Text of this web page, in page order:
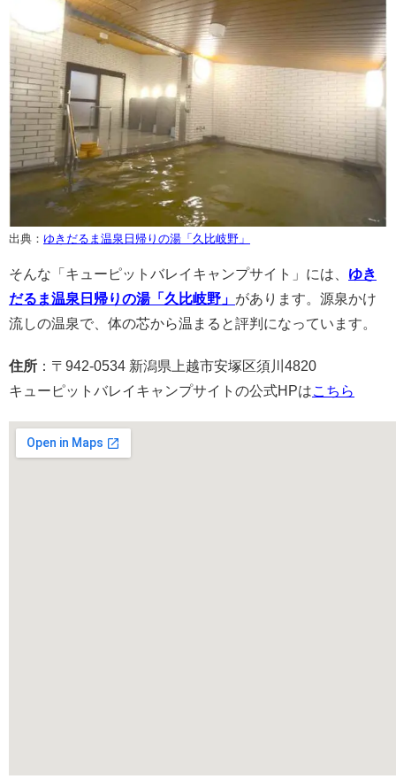
出典： ゆきだるま温泉日帰りの湯「久比岐野」
そんな「キューピットバレイキャンプサイト」には、 ゆき
だるま温泉日帰りの湯「久比岐野」 があります。源泉かけ
流しの温泉で、体の芯から温まると評判になっています。
住所 ：〒942-0534 新潟県上越市安塚区須川4820
キューピットバレイキャンプサイトの公式HPはこちら